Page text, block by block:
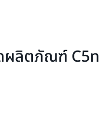
ผลิตภัณฑ์ C5n